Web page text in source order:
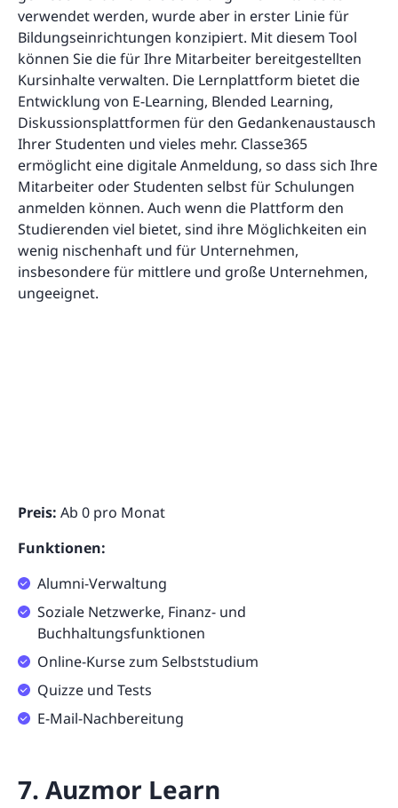
verwendet werden, wurde aber in erster Linie für
Bildungseinrichtungen konzipiert. Mit diesem Tool
können Sie die für Ihre Mitarbeiter bereitgestellten
Kursinhalte verwalten. Die Lernplattform bietet die
Entwicklung von E-Learning, Blended Learning,
Diskussionsplattformen für den Gedankenaustausch
Ihrer Studenten und vieles mehr. Classe365
ermöglicht eine digitale Anmeldung, so dass sich Ihre
Mitarbeiter oder Studenten selbst für Schulungen
anmelden können. Auch wenn die Plattform den
Studierenden viel bietet, sind ihre Möglichkeiten ein
wenig nischenhaft und für Unternehmen,
insbesondere für mittlere und große Unternehmen,
ungeeignet.
Preis: Ab 0 pro Monat
Funktionen:
Alumni-Verwaltung
Soziale Netzwerke, Finanz- und
Buchhaltungsfunktionen
Online-Kurse zum Selbststudium
Quizze und Tests
E-Mail-Nachbereitung
7. Auzmor Learn